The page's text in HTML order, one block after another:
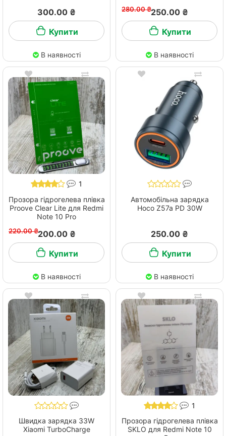
300.00 ₴
Купити
В наявності
280.00 ₴250.00 ₴
Купити
В наявності
1
Прозора гідрогелева плівка
Proove Clear Lite для Redmi
Note 10 Pro
220.00 ₴200.00 ₴
Купити
В наявності
Автомобільна зарядка
Hoco Z57a PD 30W
250.00 ₴
Купити
В наявності
Швидка зарядка 33W
Xiaomi TurboCharge
1
Прозора гідрогелева плівка
SKLO для Redmi Note 10